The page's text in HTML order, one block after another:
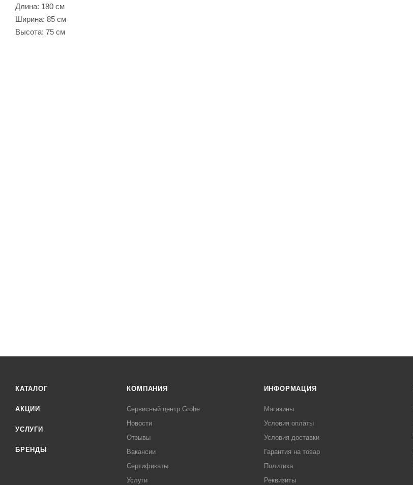
Длина: 180 см
Ширина: 85 см
Высота: 75 см
КАТАЛОГ
АКЦИИ
УСЛУГИ
БРЕНДЫ
КОМПАНИЯ
Сервисный центр Grohe
Новости
Отзывы
Вакансии
Сертификаты
Услуги
ИНФОРМАЦИЯ
Магазины
Условия оплаты
Условия доставки
Гарантия на товар
Политика
Реквизиты